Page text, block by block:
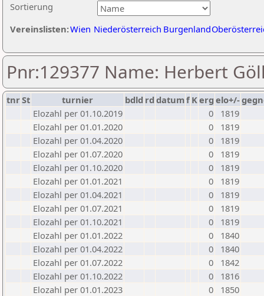
Sortierung
Vereinslisten:Wien Niederösterreich Burgenland
Pnr:129377 Name: Herbert
tnrSt turnier bdld rd datumf Kerg elo+/-
Elozahl per 01.10.2019
0
1819
Elozahl per 01.01.2020
0
1819
Elozahl per 01.04.2020
0
1819
Elozahl per 01.07.2020
0
1819
Elozahl per 01.10.2020
0
1819
Elozahl per 01.01.2021
0
1819
Elozahl per 01.04.2021
0
1819
Elozahl per 01.07.2021
0
1819
Elozahl per 01.10.2021
0
1819
Elozahl per 01.01.2022
0
1840
Elozahl per 01.04.2022
0
1840
Elozahl per 01.07.2022
0
1842
Elozahl per 01.10.2022
0
1816
Elozahl per 01.01.2023
0
1850